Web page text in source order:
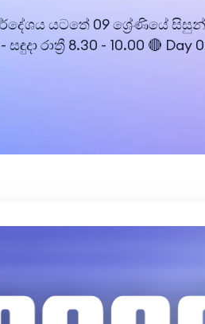
යටතේ 09 ශ්‍රේණියේ
රාත්‍රී 8.30 - 10.00 🔴 Day